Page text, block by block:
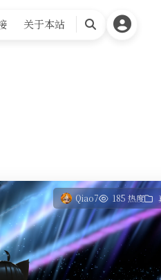
关于本站
搜
Qiao7 185 热度